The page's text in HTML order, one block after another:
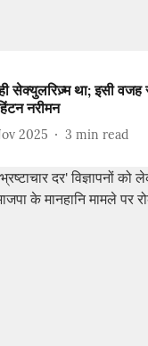
सेक्युलरिज़्म था; इसी वजह
नरीमन
2025 3 min read